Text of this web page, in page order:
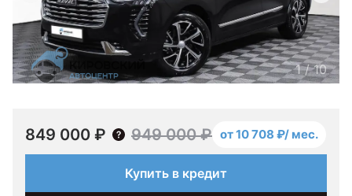
1/10
849 000 ₽ 949 000 ₽ от 10 708 ₽/ мес.
Купить в кредит